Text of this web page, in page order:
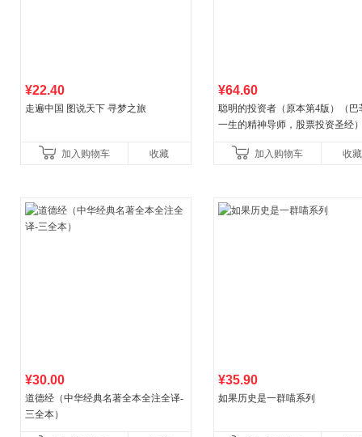
¥22.40
走遍中国 图说天下 寻梦之旅
加入购物车 收藏
¥64.60
聪明的投资者（原本第4版）（巴
一生的精神导师，股票投资圣经
加入购物车 收藏
¥30.00
道德经（中华经典名著全本全注全译-
三全本）
¥35.90
如果历史是一群喵系列